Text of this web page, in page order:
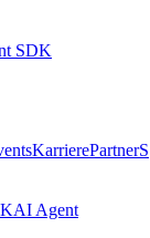
SDK
KarrierePartnerS
AI Agent